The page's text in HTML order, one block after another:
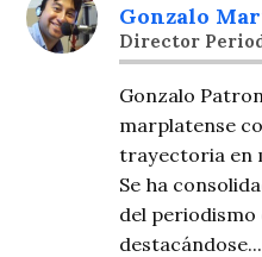
Gonzalo
Director
Gonzalo
marplatense
trayectoria en
Se ha
del periodismo